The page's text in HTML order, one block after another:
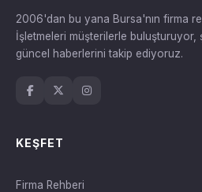
2006'dan bu yana Bursa'nın firma
İşletmeleri müşterilerle buluşturuyor,
güncel haberlerini takip ediyoruz.
KEŞFET
Firma Rehberi